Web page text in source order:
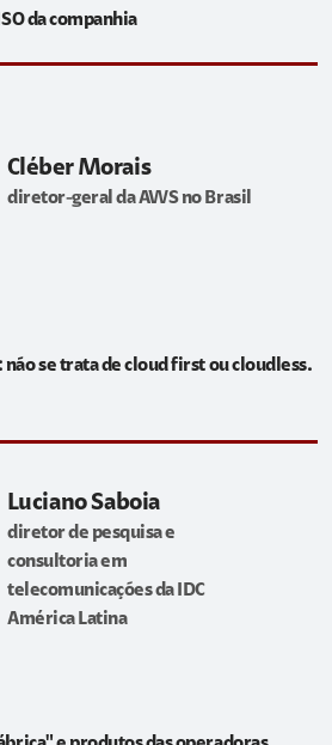
da companhia
Cléber Morais
diretor-geral da AWS no Brasil
se trata de cloud first ou cloudless.
Luciano Saboia
diretor de pesquisa e
consultoria em
telecomunicações da IDC
América Latina